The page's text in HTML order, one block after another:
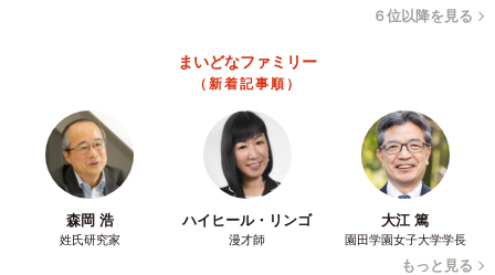
大好きなおばあちゃんと過ごす時間（提供：@___ut.a17さん）
ーーうたくんが初めて立ったときの瞬間について。
「あの瞬間は、私にとって、とても特別な時間でした。そ
れまでに何度も挑戦しては難しくて…という日々を重ねて
いた中で、ふと立ち上がることができて、本人も驚きなが
ら、とてもうれしそうな表情を見せてくれました。
６位以降を見る
まいどなファミリー
（新着記事順）
森岡 浩
姓氏研究家
ハイヒール・リンゴ
漫才師
大江 篤
園田学園女子大学学長
もっと見る